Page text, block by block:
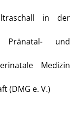
in der
Pränatal- und
Medizin
(DMG e. V.)